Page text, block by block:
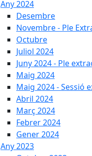
Any 2024
Desembre
Novembre - Ple
Octubre
Juliol 2024
Juny 2024 - Ple
Maig 2024
Maig 2024 - Sessió
Abril 2024
Març 2024
Febrer 2024
Gener 2024
Any 2023